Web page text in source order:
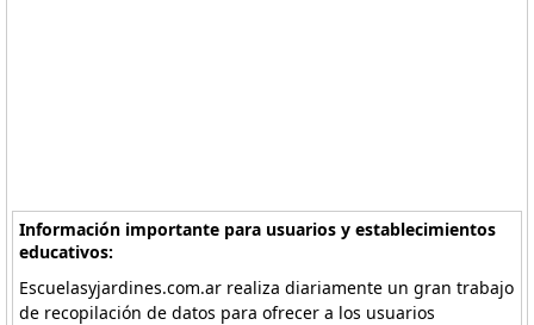
Información importante para usuarios y establecimientos
educativos:
Escuelasyjardines.com.ar realiza diariamente un gran trabajo
de recopilación de datos para ofrecer a los usuarios